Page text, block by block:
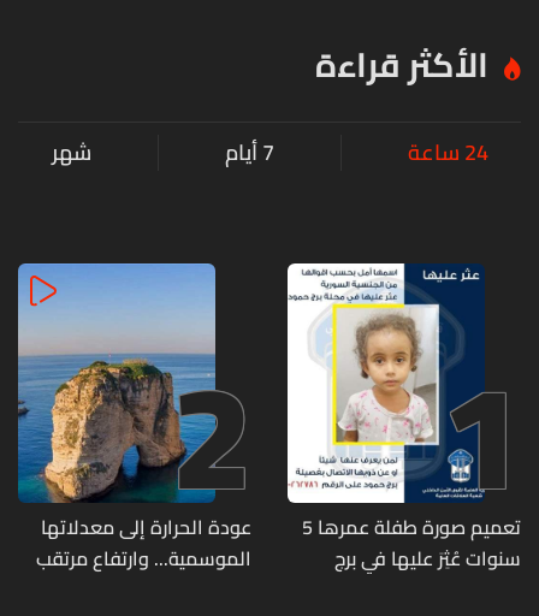
الأكثر قراءة
24 ساعة 7 أيام شهر
1
تعميم صورة طفلة عمرها 5
سنوات عُثِرَ عليها في برج
2
عودة الحرارة إلى معدلاتها
الموسمية... وارتفاع مرتقب